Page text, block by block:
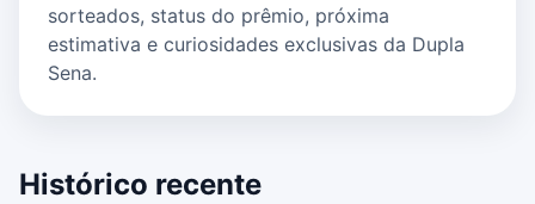
sorteados, status do prêmio, próxima
estimativa e curiosidades exclusivas da Dupla
Sena.
Histórico recente